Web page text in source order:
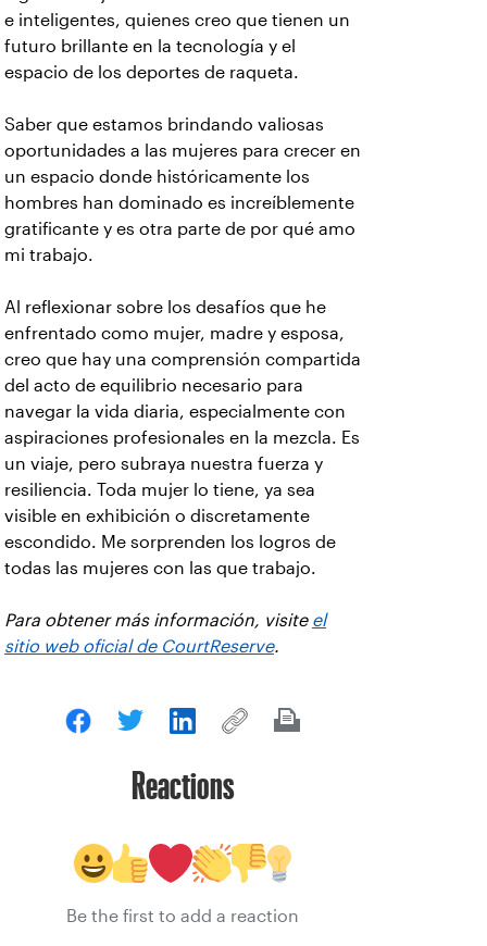
e inteligentes, quienes creo que tienen un
futuro brillante en la tecnología y el
espacio de los deportes de raqueta.
Saber que estamos brindando valiosas
oportunidades a las mujeres para crecer en
un espacio donde históricamente los
hombres han dominado es increíblemente
gratificante y es otra parte de por qué amo
mi trabajo.
Al reflexionar sobre los desafíos que he
enfrentado como mujer, madre y esposa,
creo que hay una comprensión compartida
del acto de equilibrio necesario para
navegar la vida diaria, especialmente con
aspiraciones profesionales en la mezcla. Es
un viaje, pero subraya nuestra fuerza y
resiliencia. Toda mujer lo tiene, ya sea
visible en exhibición o discretamente
escondido. Me sorprenden los logros de
todas las mujeres con las que trabajo.
Para obtener más información, visite el
sitio web oficial de CourtReserve.
Reactions
Be the first to add a reaction